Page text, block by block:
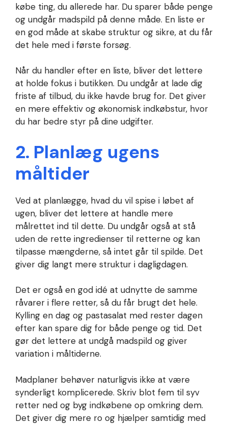
købe ting, du allerede har. Du sparer både penge
og undgår madspild på denne måde. En liste er
en god måde at skabe struktur og sikre, at du får
det hele med i første forsøg.
Når du handler efter en liste, bliver det lettere
at holde fokus i butikken. Du undgår at lade dig
friste af tilbud, du ikke havde brug for. Det giver
en mere effektiv og økonomisk indkøbstur, hvor
du har bedre styr på dine udgifter.
2. Planlæg ugens
måltider
Ved at planlægge, hvad du vil spise i løbet af
ugen, bliver det lettere at handle mere
målrettet ind til dette. Du undgår også at stå
uden de rette ingredienser til retterne og kan
tilpasse mængderne, så intet går til spilde. Det
giver dig langt mere struktur i dagligdagen.
Det er også en god idé at udnytte de samme
råvarer i flere retter, så du får brugt det hele.
Kylling en dag og pastasalat med rester dagen
efter kan spare dig for både penge og tid. Det
gør det lettere at undgå madspild og giver
variation i måltiderne.
Madplaner behøver naturligvis ikke at være
synderligt komplicerede. Skriv blot fem til syv
retter ned og byg indkøbene op omkring dem.
Det giver dig mere ro og hjælper samtidig med